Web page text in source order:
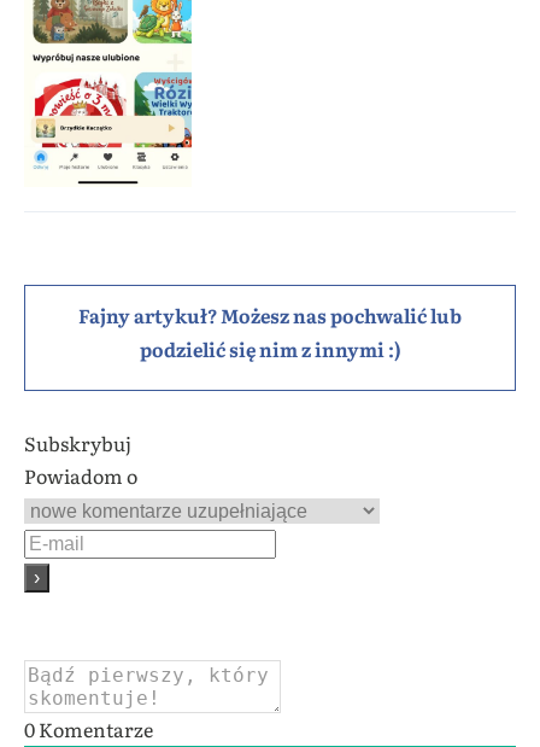
Fajny artykuł? Możesz nas pochwalić lub
podzielić się nim z innymi :)
Subskrybuj
Powiadom o
0Komentarze